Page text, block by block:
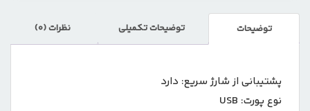
سی
عدد
توضیحات توضیحات تکمیلی نظرات (0)
پشتیبانی از شارژ سریع: دارد
نوع پورت: USB